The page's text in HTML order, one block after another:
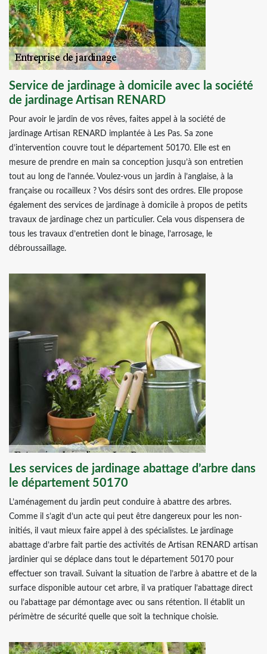
Service de jardinage à domicile avec la société
de jardinage Artisan RENARD
Pour avoir le jardin de vos rêves, faites appel à la société de
jardinage Artisan RENARD implantée à Les Pas. Sa zone
d’intervention couvre tout le département 50170. Elle est en
mesure de prendre en main sa conception jusqu’à son entretien
tout au long de l’année. Voulez-vous un jardin à l’anglaise, à la
française ou rocailleux ? Vos désirs sont des ordres. Elle propose
également des services de jardinage à domicile à propos de petits
travaux de jardinage chez un particulier. Cela vous dispensera de
tous les travaux d’entretien dont le binage, l’arrosage, le
débroussaillage.
Les services de jardinage abattage d’arbre dans
le département 50170
L’aménagement du jardin peut conduire à abattre des arbres.
Comme il s’agit d’un acte qui peut être dangereux pour les non-
initiés, il vaut mieux faire appel à des spécialistes. Le jardinage
abattage d’arbre fait partie des activités de Artisan RENARD artisan
jardinier qui se déplace dans tout le département 50170 pour
effectuer son travail. Suivant la situation de l’arbre à abattre et de la
surface disponible autour cet arbre, il va pratiquer l’abattage direct
ou l’abattage par démontage avec ou sans rétention. Il établit un
périmètre de sécurité quelle que soit la technique choisie.